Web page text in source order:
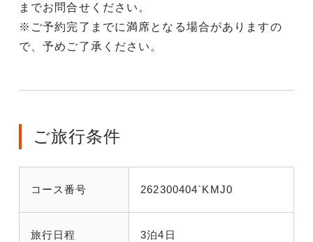
までお問合せください。
※ご予約完了までに満席となる場合がありますの
で、予めご了承ください。
ご旅行条件
コース番号 262300404`KMJ0
旅行日程 3泊4日